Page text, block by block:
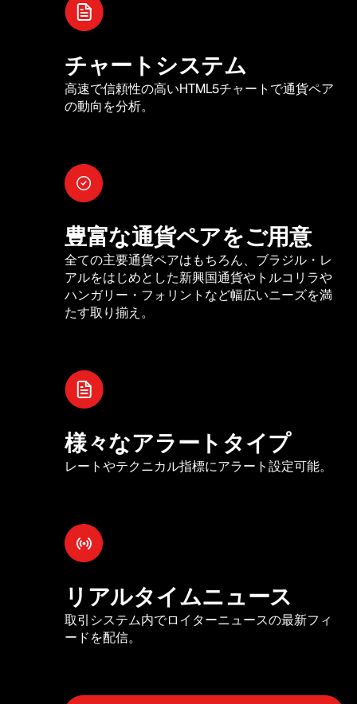
チャートシステム
高速で信頼性の高いHTML5チャートで通貨ペア
の動向を分析。
豊富な通貨ペアをご用意
全ての主要通貨ペアはもちろん、ブラジル・レ
アルをはじめとした新興国通貨やトルコリラや
ハンガリー・フォリントなど幅広いニーズを満
たす取り揃え。
様々なアラートタイプ
レートやテクニカル指標にアラート設定可能。
リアルタイムニュース
取引システム内でロイターニュースの最新フィ
ードを配信。